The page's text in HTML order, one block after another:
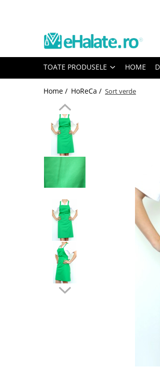
Toate Produsele
Bluze Unisex
Bluze unisex cu imprimeuri
Bluze medicale uni
Halate Bianca
Halate medicale femei
Halate medicale barbati
Halate medicale P2 cu fluturas
Halate medicale cu nasturi
Halate medicale cu fermoar
Halate medicale polar - unisex
TOATE PRODUSELE HOME
Home / HoReCa / Sort verde